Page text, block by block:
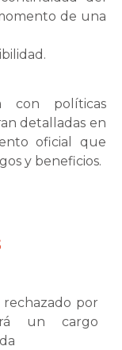
de una
con políticas
detalladas en
oficial que
y beneficios.
por
un cargo